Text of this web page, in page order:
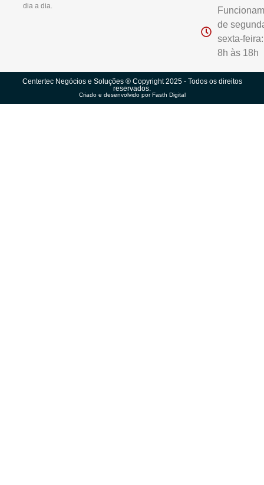
dia a dia.
de
sexta-
8h às 18h
Centertec Negócios e Soluções ® Copyright 2025 - Todos os direitos
reservados.
Criado e desenvolvido por Fasth Digital